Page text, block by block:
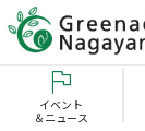
イベント
＆ニュース